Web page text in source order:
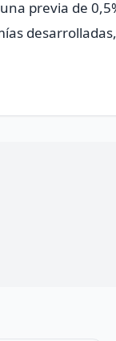
previa de
desarrolladas,